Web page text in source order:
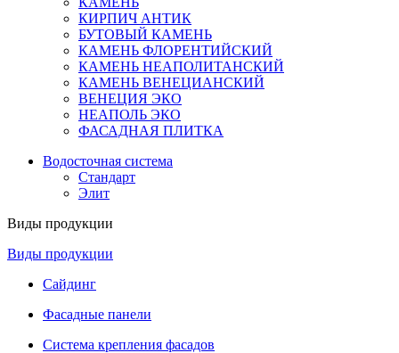
КИРПИЧ АНТИК
БУТОВЫЙ КАМЕНЬ
КАМЕНЬ ФЛОРЕНТИЙСКИЙ
КАМЕНЬ НЕАПОЛИТАНСКИЙ
КАМЕНЬ ВЕНЕЦИАНСКИЙ
ВЕНЕЦИЯ ЭКО
НЕАПОЛЬ ЭКО
ФАСАДНАЯ ПЛИТКА
Водосточная система
Стандарт
Элит
Виды продукции
Виды продукции
Сайдинг
Фасадные панели
Система крепления фасадов